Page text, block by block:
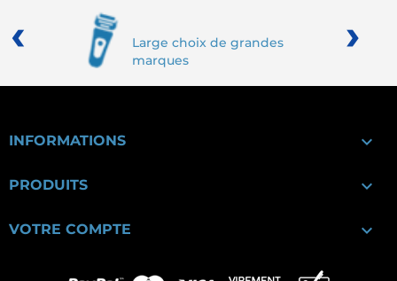
Large choix de grandes
marques
‹ ›
INFORMATIONS 
PRODUITS 
VOTRE COMPTE 